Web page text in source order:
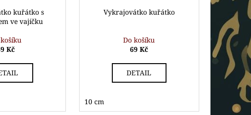
kuřátko s
ve vajíčku
Kč
Vykrajovátko kuřátko
Do košíku
69 Kč
DETAIL
10 cm